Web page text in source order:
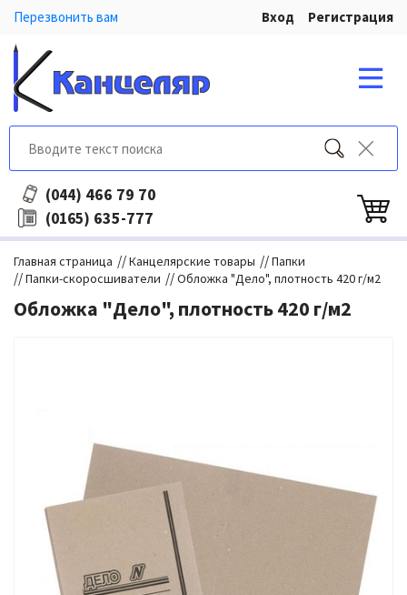
Перезвонить вам Вход Регистрация
(044) 466 79 70
(0165) 635-777
Главная страница //Канцелярские товары //Папки
//Папки-скоросшиватели //Обложка "Дело", плотность 420 г/м2
Обложка "Дело", плотность 420 г/м2